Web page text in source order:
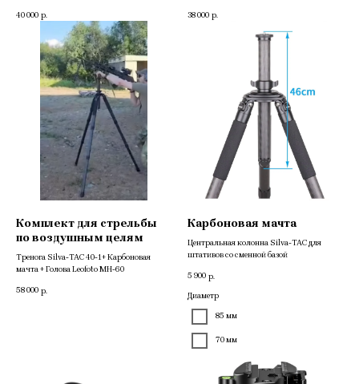
40 000 р. 38 000 р.
Комплект для стрельбы
по воздушным целям
Тренога Silva-TAC 40-1+ Карбоновая
мачта + Голова Leofoto MH-60
58 000 р.
Карбоновая мачта
Центральная колонна Silva-TAC для
штативов со сменной базой
5 900 р.
Диаметр
85 мм
70 мм